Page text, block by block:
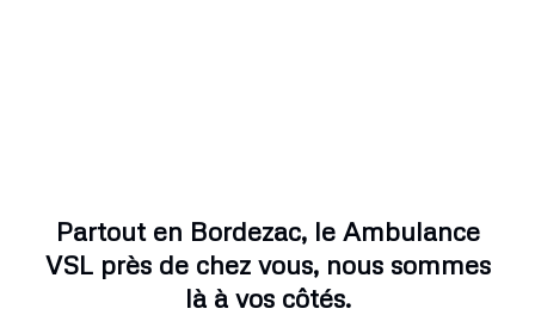
Partout en Bordezac, le Ambulance
VSL près de chez vous, nous sommes
là à vos côtés.